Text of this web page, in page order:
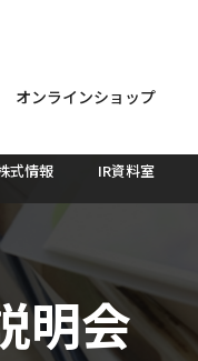
オンラインショップ
明会
式情報 IR資料室